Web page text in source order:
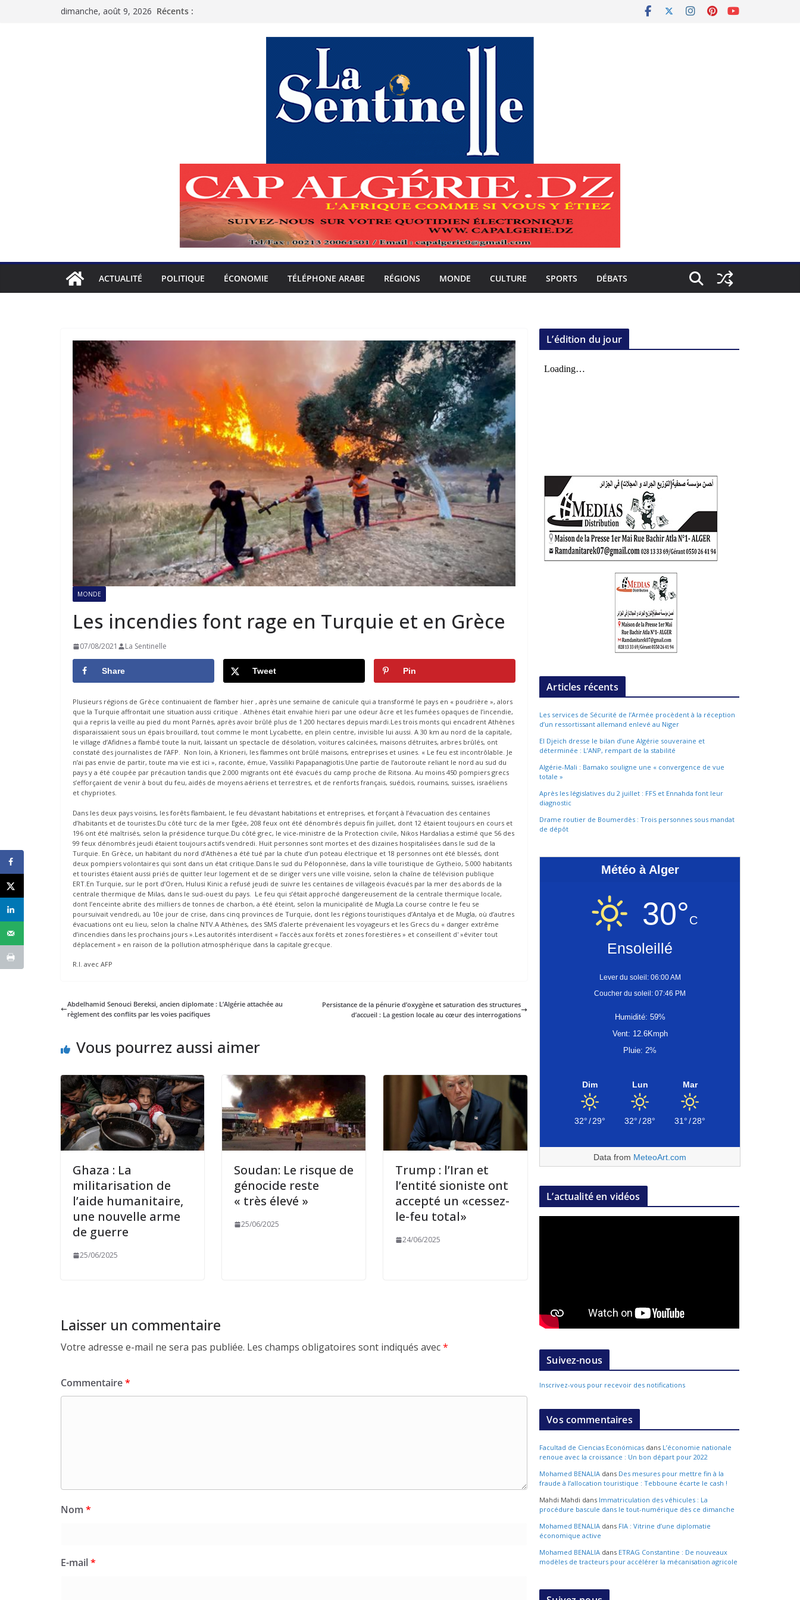
dimanche, août 9, 2026 Récents :
ACTUALITÉ POLITIQUE ÉCONOMIE TÉLÉPHONE ARABE RÉGIONS MONDE CULTURE SPORTS DÉBATS
MONDE
Les incendies font rage en Turquie et en Grèce
07/08/2021 La Sentinelle
Share Tweet Pin
Plusieurs régions de Grèce continuaient de flamber hier , après une semaine de canicule qui a transformé le pays en « poudrière », alors
que la Turquie affrontait une situation aussi critique . Athènes était envahie hieri par une odeur âcre et les fumées opaques de l’incendie,
qui a repris la veille au pied du mont Parnès, après avoir brûlé plus de 1.200 hectares depuis mardi.Les trois monts qui encadrent Athènes
disparaissaient sous un épais brouillard, tout comme le mont Lycabette, en plein centre, invisible lui aussi. A 30 km au nord de la capitale,
le village d’Afidnes a flambé toute la nuit, laissant un spectacle de désolation, voitures calcinées, maisons détruites, arbres brûlés, ont
constaté des journalistes de l’AFP. Non loin, à Krioneri, les flammes ont brûlé maisons, entreprises et usines. « Le feu est incontrôlable. Je
n’ai pas envie de partir, toute ma vie est ici », raconte, émue, Vassiliki Papapanagiotis.Une partie de l’autoroute reliant le nord au sud du
pays y a été coupée par précaution tandis que 2.000 migrants ont été évacués du camp proche de Ritsona. Au moins 450 pompiers grecs
s’efforçaient de venir à bout du feu, aidés de moyens aériens et terrestres, et de renforts français, suédois, roumains, suisses, israéliens
et chypriotes.
Dans les deux pays voisins, les forêts flambaient, le feu dévastant habitations et entreprises, et forçant à l’évacuation des centaines
d’habitants et de touristes.Du côté turc de la mer Egée, 208 feux ont été dénombrés depuis fin juillet, dont 12 étaient toujours en cours et
196 ont été maîtrisés, selon la présidence turque.Du côté grec, le vice-ministre de la Protection civile, Nikos Hardalias a estimé que 56 des
99 feux dénombrés jeudi étaient toujours actifs vendredi. Huit personnes sont mortes et des dizaines hospitalisées dans le sud de la
Turquie. En Grèce, un habitant du nord d’Athènes a été tué par la chute d’un poteau électrique et 18 personnes ont été blessés, dont
deux pompiers volontaires qui sont dans un état critique.Dans le sud du Péloponnèse, dans la ville touristique de Gytheio, 5.000 habitants
et touristes étaient aussi priés de quitter leur logement et de se diriger vers une ville voisine, selon la chaîne de télévision publique
ERT.En Turquie, sur le port d’Oren, Hulusi Kinic a refusé jeudi de suivre les centaines de villageois évacués par la mer des abords de la
centrale thermique de Milas, dans le sud-ouest du pays. Le feu qui s’était approché dangereusement de la centrale thermique locale,
dont l’enceinte abrite des milliers de tonnes de charbon, a été éteint, selon la municipalité de Mugla.La course contre le feu se
poursuivait vendredi, au 10e jour de crise, dans cinq provinces de Turquie, dont les régions touristiques d’Antalya et de Mugla, où d’autres
évacuations ont eu lieu, selon la chaîne NTV.A Athènes, des SMS d’alerte prévenaient les voyageurs et les Grecs du « danger extrême
d’incendies dans les prochains jours ».Les autorités interdisent « l’accès aux forêts et zones forestières » et conseillent d' »éviter tout
déplacement » en raison de la pollution atmosphérique dans la capitale grecque.
R.I. avec AFP
Abdelhamid Senouci Bereksi, ancien diplomate : L’Algérie attachée au
règlement des conflits par les voies pacifiques
Persistance de la pénurie d’oxygène et saturation des structures
d’accueil : La gestion locale au cœur des interrogations
Vous pourrez aussi aimer
Ghaza : La
militarisation de
l’aide humanitaire,
une nouvelle arme
de guerre
25/06/2025
Soudan: Le risque de
génocide reste
« très élevé »
25/06/2025
Trump : l’Iran et
l’entité sioniste ont
accepté un «cessez-
le-feu total»
24/06/2025
Laisser un commentaire
Votre adresse e-mail ne sera pas publiée. Les champs obligatoires sont indiqués avec*
Commentaire*
Nom *
E-mail*
L’édition du jour
Articles récents
Les services de Sécurité de l’Armée procèdent à la réception
d’un ressortissant allemand enlevé au Niger
El Djeïch dresse le bilan d’une Algérie souveraine et
déterminée : L’ANP, rempart de la stabilité
Algérie-Mali : Bamako souligne une « convergence de vue
totale »
Après les législatives du 2 juillet : FFS et Ennahda font leur
diagnostic
Drame routier de Boumerdès : Trois personnes sous mandat
de dépôt
Météo à Alger
30°C
Ensoleillé
Lever du soleil: 06:00 AM
Coucher du soleil: 07:46 PM
Humidité: 59%
Vent: 12.6Kmph
Pluie: 2%
Dim
32°/29°
Lun
32°/28°
Mar
31°/28°
Data from MeteoArt.com
L’actualité en vidéos
Suivez-nous
Inscrivez-vous pour recevoir des notifications
Vos commentaires
Facultad de Ciencias Económicas dans L’économie nationale
renoue avec la croissance : Un bon départ pour 2022
Mohamed BENALIA dans Des mesures pour mettre fin à la
fraude à l’allocation touristique : Tebboune écarte le cash !
Mahdi Mahdi dans Immatriculation des véhicules : La
procédure bascule dans le tout-numérique dès ce dimanche
Mohamed BENALIA dans FIA : Vitrine d’une diplomatie
économique active
Mohamed BENALIA dans ETRAG Constantine : De nouveaux
modèles de tracteurs pour accélérer la mécanisation agricole